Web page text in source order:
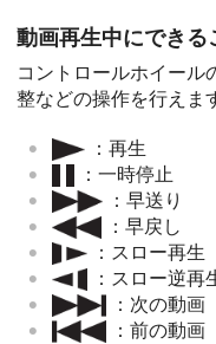
動画再生中にできる
コントロールホイール
整などの操作を行えま
：再生
：一時停止
：早送り
：早戻し
：スロー再生
：スロー逆再
：次の動画
：前の動画